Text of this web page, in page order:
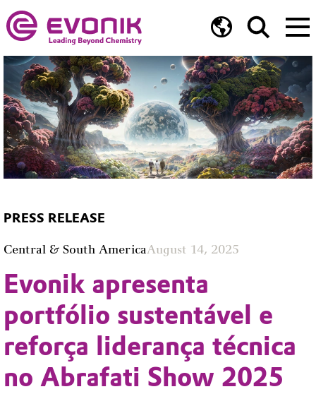
PRESS RELEASE
Central & South America August 14, 2025
Evonik apresenta
portfólio sustentável e
reforça liderança técnica
no Abrafati Show 2025